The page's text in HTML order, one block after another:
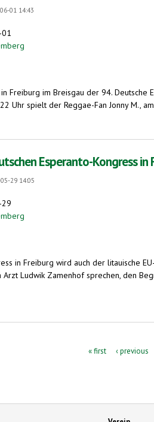
01 14:43
Freiburg im Breisgau der 94.
Uhr spielt der Reggae-Fan Jonny M.,
in Freiburg/Breisgau ab Freitag. Rede von EU-
Esperanto-Kongress
29 14:05
in Freiburg wird auch der litauische
Ludwik Zamenhof sprechen, den
Esperanto-Kongress in Freiburg. Vytenis
« first ‹ previous